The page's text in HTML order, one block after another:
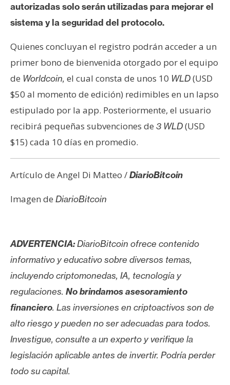
autorizadas solo serán utilizadas para mejorar el
sistema y la seguridad del protocolo.
Quienes concluyan el registro podrán acceder a un
primer bono de bienvenida otorgado por el equipo
de Worldcoin, el cual consta de unos 10 WLD(USD
$50 al momento de edición) redimibles en un lapso
estipulado por la app. Posteriormente, el usuario
recibirá pequeñas subvenciones de 3 WLD(USD
$15) cada 10 días en promedio.
Artículo de Angel Di Matteo /DiarioBitcoin
Imagen de DiarioBitcoin
ADVERTENCIA:DiarioBitcoin ofrece contenido
informativo y educativo sobre diversos temas,
incluyendo criptomonedas, IA, tecnología y
regulaciones. No brindamos asesoramiento
financiero. Las inversiones en criptoactivos son de
alto riesgo y pueden no ser adecuadas para todos.
Investigue, consulte a un experto y verifique la
legislación aplicable antes de invertir. Podría perder
todo su capital.